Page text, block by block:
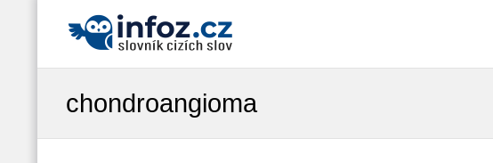
chondroangioma